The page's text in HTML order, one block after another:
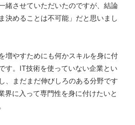
緒させていただいたのですが、結論
決めることは不可能」だと思いまし
増やすためにも何かスキルを身に付
す。IT技術を使っていない企業とい
、まだまだ伸びしろのある分野です
界に入って専門性を身に付けたいと